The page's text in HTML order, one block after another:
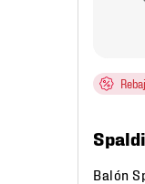
Balón